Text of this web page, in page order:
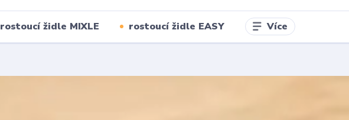
rostoucí židle MIXLE rostoucí židle EASY Více